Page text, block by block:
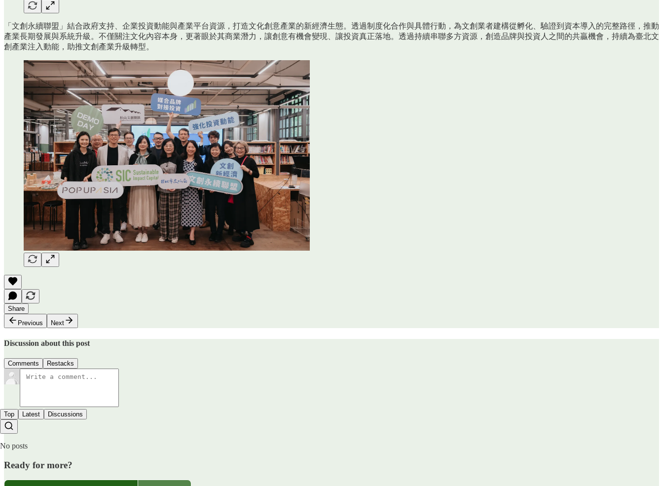
「文創永續聯盟」結合政府支持、企業投資動能與產業平台資源，打造文化創意產業的新經濟生態。透過制度化合作與具體行動，為文創業者建構從孵化、驗證到資本導入的完整路徑，推動
產業長期發展與系統升級。不僅關注文化內容本身，更著眼於其商業潛力，讓創意有機會變現、讓投資真正落地。透過持續串聯多方資源，創造品牌與投資人之間的共贏機會，持續為臺北文
創產業注入動能，助推文創產業升級轉型。
Share
Previous
Next
Discussion about this post
Comments Restacks
Top Latest Discussions
No posts
Ready for more?